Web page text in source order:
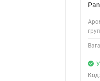
Код: